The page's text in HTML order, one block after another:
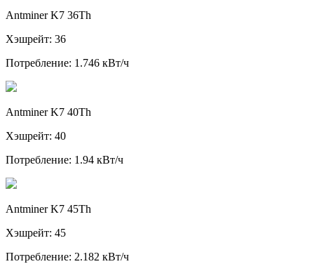
Antminer K7 36Th
Хэшрейт: 36
Потребление: 1.746 кВт/ч
Antminer K7 40Th
Хэшрейт: 40
Потребление: 1.94 кВт/ч
Antminer K7 45Th
Хэшрейт: 45
Потребление: 2.182 кВт/ч